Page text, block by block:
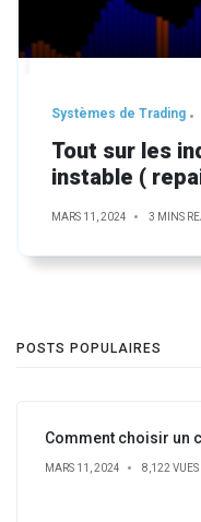
Systèmes de Trading
Tout sur les
instable (
MARS 11, 2024 3 MINS
POSTS POPULAIRES
Comment choisir un
MARS 11, 2024 8,122 VUES